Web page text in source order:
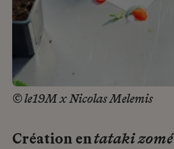
© le19M x Nicolas Melemis
Création entataki zomé